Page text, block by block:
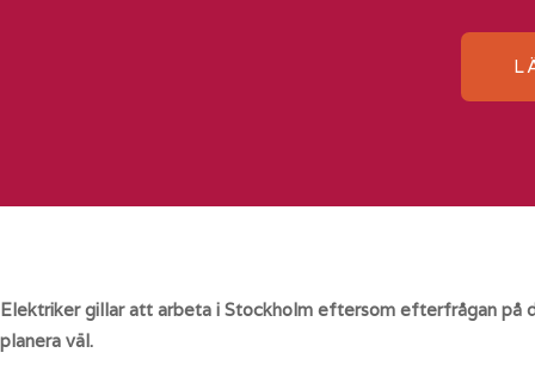
Elektriker gillar att arbeta i Stockholm eftersom efterfrågan på
planera väl.